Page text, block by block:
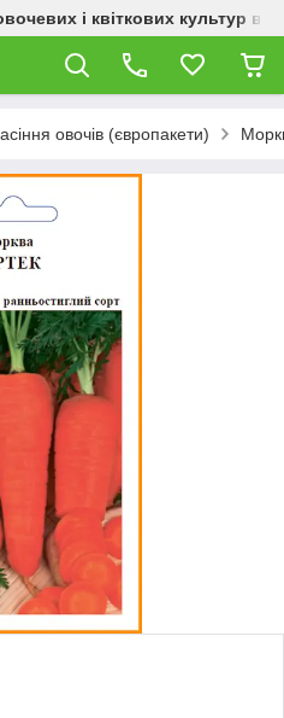
і квіткових культур
овочів (європакети)